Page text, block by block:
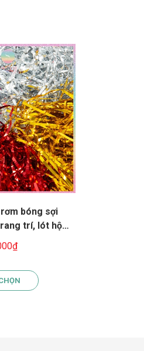
rơm bóng sợi
trí, lót hộp
sang trọng
cấp